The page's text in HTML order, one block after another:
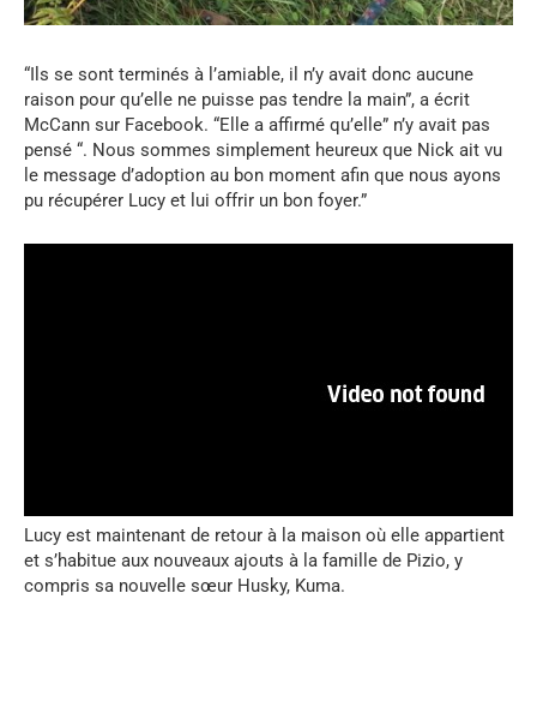
“Ils se sont terminés à l’amiable, il n’y avait donc aucune
raison pour qu’elle ne puisse pas tendre la main”, a écrit
McCann sur Facebook. “Elle a affirmé qu’elle” n’y avait pas
pensé “. Nous sommes simplement heureux que Nick ait vu
le message d’adoption au bon moment afin que nous ayons
pu récupérer Lucy et lui offrir un bon foyer.”
Lucy est maintenant de retour à la maison où elle appartient
et s’habitue aux nouveaux ajouts à la famille de Pizio, y
compris sa nouvelle sœur Husky, Kuma.